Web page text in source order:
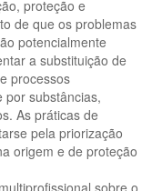
proteção e
de que os problemas
potencialmente
a substituição de
processos
por substâncias,
As práticas de
pela priorização
origem e de proteção
sobre o